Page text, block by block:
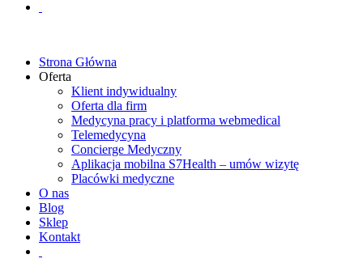
Strona Główna
Oferta
Klient indywidualny
Oferta dla firm
Medycyna pracy i platforma webmedical
Telemedycyna
Concierge Medyczny
Aplikacja mobilna S7Health – umów wizytę
Placówki medyczne
O nas
Blog
Sklep
Kontakt